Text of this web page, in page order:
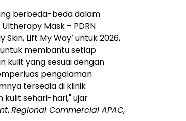
berbeda-beda dalam
Mask – PDRN
Lift My Way’ untuk 2026,
membantu setiap
kulit yang sesuai dengan
pengalaman
tersedia di klinik
kulit sehari-hari," ujar
,Regional Commercial APAC,